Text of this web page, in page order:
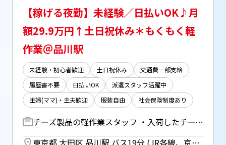
【稼げる夜勤】未経験／日払いOK♪月
額29.9万円↑土日祝休み＊もくもく軽
作業＠品川駅
未経験・初心者歓迎 土日祝休み
交通費一部支給
履歴書不要
日払いOK
派遣スタッフ活躍中
主婦(ママ)・主夫歓迎
服装自由 社会保険制度あり
チーズ製品の軽作業スタッフ ・入荷したチーズを開く ・カットされたチーズを機械へセット＆動作チェック ・商品の検品チェック ・出来上がった商品を梱包＆箱詰め ＊いずれかの業務をおまかせ！ ＜取り扱う商品＞ スーパー等でよく見るあのスライスチーズなど！ 市販用の小さいチーズがメインです♪
東京都 大田区 品川駅 バス19分 (JR各線、京急線) ／ 天王洲アイル駅 バス15分 (りんかい線)